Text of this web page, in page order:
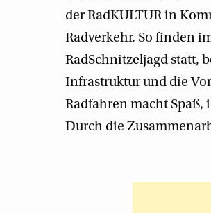
der RadKULTUR in
Radverkehr. So finden
RadSchnitzeljagd statt,
Infrastruktur und die
Radfahren macht Spaß,
Durch die